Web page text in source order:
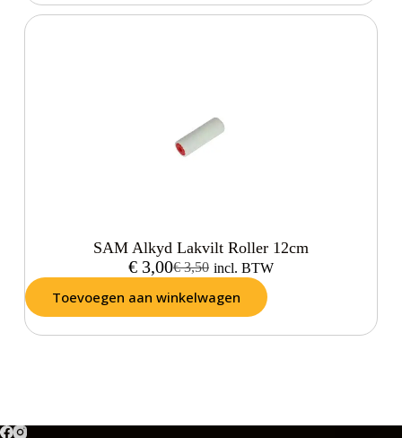
SAM Alkyd Lakvilt Roller 12cm
€3,50
€3,00 incl. BTW
Toevoegen aan winkelwagen